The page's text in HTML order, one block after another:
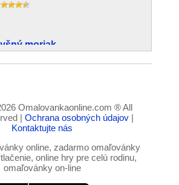
moriak
1,052x
kamaráti – zajačik a
Omalovankaonline.com ® All
| Ochrana osobných údajov |
Kontaktujte nás
online, zadarmo omaľovánky
online hry pre celú rodinu,
omaľovánky on-line